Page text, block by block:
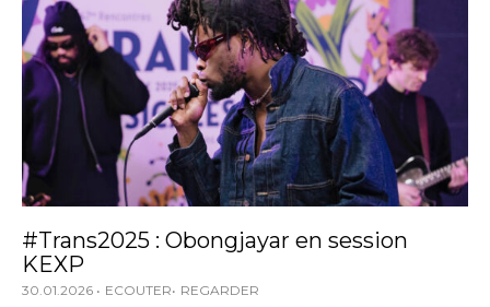
#Trans2025 : Obongjayar en session
KEXP
30.01.2026 ECOUTER REGARDER